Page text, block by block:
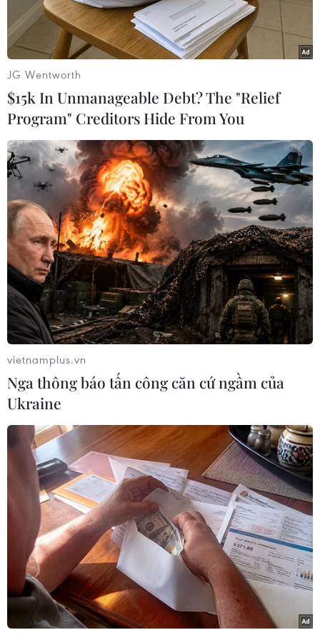
Hiện trường vụ tai nạn. (Ảnh: Hoài Nam/TTXVN)
Chiều 27/7, một vụ tai nạn giao thông đặc biệt
nghiêm trọng đã xảy ra trên trục đường Hồ Chí
Minh, đoạn qua địa phận huyện Chư Prông
(tỉnh Gia Lai) khiến 3 người trong một gia đình
tử vong tại chỗ.
Lúc 15 giờ 25 phút, ngày 27/7, tại tại Km1620+
500, đường Hồ Chí Minh đã xảy ra vụ va chạm
trực diện giữa xe ôtô tải mang biển kiểm soát
47C-101.83 do Huỳnh Trung (37 tuổi) điều khiển
theo hướng từ Đắk Lắk đi Gia Lai với xe hơi loại
5 chỗ ngồi mang biển kiểm soát 81A-146.28 do
Lê Quang Sơn (48 tuổi) điều khiển theo chiều
ngược lại.
[3.635 người thiệt mạng vì tai nạn giao thông
trong 7 tháng qua]
Vụ tai nạn khiến 3 người cùng đi trên xe hơi tử
vong tại chỗ. Cả 3 nạn nhân đều là người trong
một gia đình, trú tại Tổ dân phố 1, thị trấn Chư
Sê, huyện Chư Sê, tỉnh Gia Lai.
JG Wentworth
$15k In Unmanageable Debt? The "Relief
Program" Creditors Hide From You
vietnamplus.vn
Nga thông báo tấn công căn cứ ngầm của
Ukraine